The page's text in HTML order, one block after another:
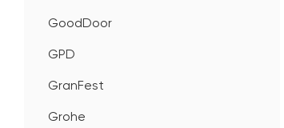
GoodDoor
GPD
GranFest
Grohe